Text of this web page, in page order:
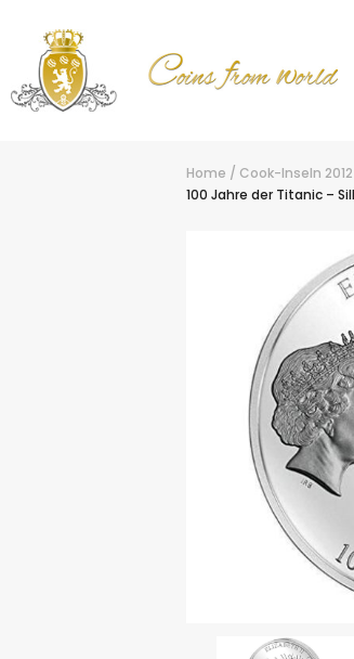
Home / Cook-Inseln
100 Jahre der Titanic –